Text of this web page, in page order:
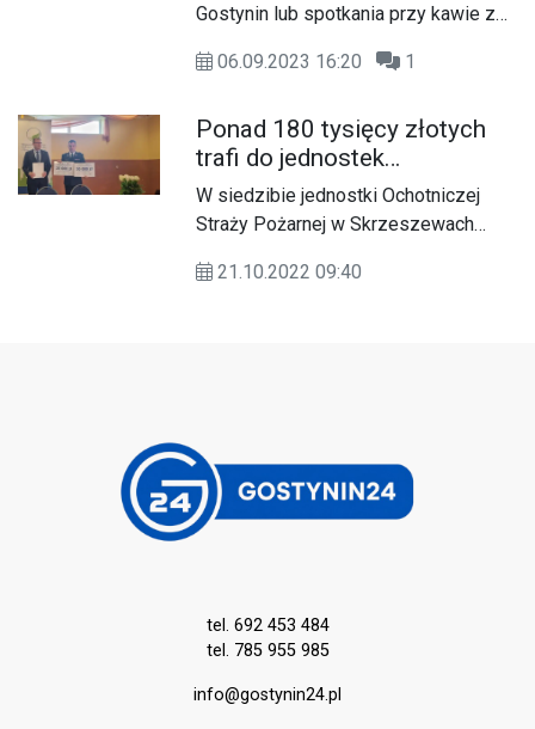
Gostynin lub spotkania przy kawie z
kiełbaski i atrakcje dla dzieci oraz
Miałkówku w najbliższą sobotę, 9
września od godziny 15:00 będą
żegnali lato i zbierali na nowy
samochód ratowniczo-gaśniczy.
06.09.2023 16:20 1
Ponad 180 tysięcy złotych
trafi do jednostek
Ochotniczych Straży
Pożarnych z Gminy Gostynin
W siedzibie jednostki Ochotniczej
Straży Pożarnej w Skrzeszewach
umów z Wojewódzkim Funduszem
21.10.2022 09:40
tel. 692 453 484
tel. 785 955 985
info@gostynin24.pl